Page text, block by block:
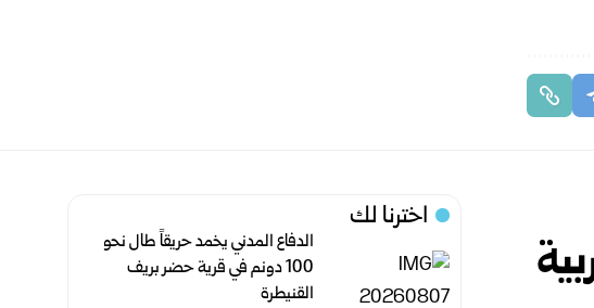
اخترنا لك
الدفاع المدني يخمد حريقاً طال نحو
100 دونم في قرية حضر بريف
‏القنيطرة